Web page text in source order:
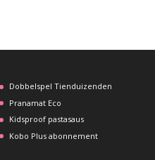
Dobbelspel Tienduizenden
Pranamat Eco
Kidsproof pastasaus
Kobo Plus abonnement